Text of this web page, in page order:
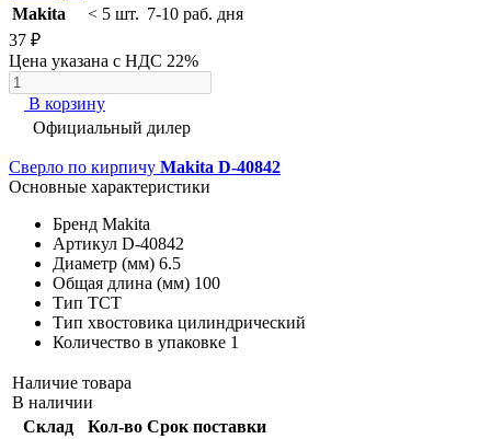
Makita
< 5 шт. 7-10 раб. дня
37 ₽
Цена указана с НДС 22%
В корзину
Официальный дилер
Сверло по кирпичу Makita D-40842
Основные характеристики
Бренд Makita
Артикул D-40842
Диаметр (мм) 6.5
Общая длина (мм) 100
Тип TCT
Тип хвостовика цилиндрический
Количество в упаковке 1
Наличие товара
В наличии
Склад
Кол-во Срок поставки